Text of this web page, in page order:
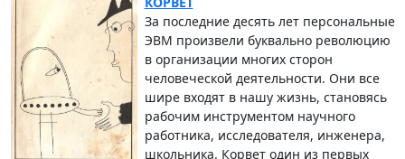
За последние десять лет персональные
ЭВМ произвели буквально революцию
в организации многих сторон
человеческой деятельности. Они все
шире входят в нашу жизнь, становясь
рабочим инструментом научного
работника, исследователя, инженера,
школьника. Корвет один из первых